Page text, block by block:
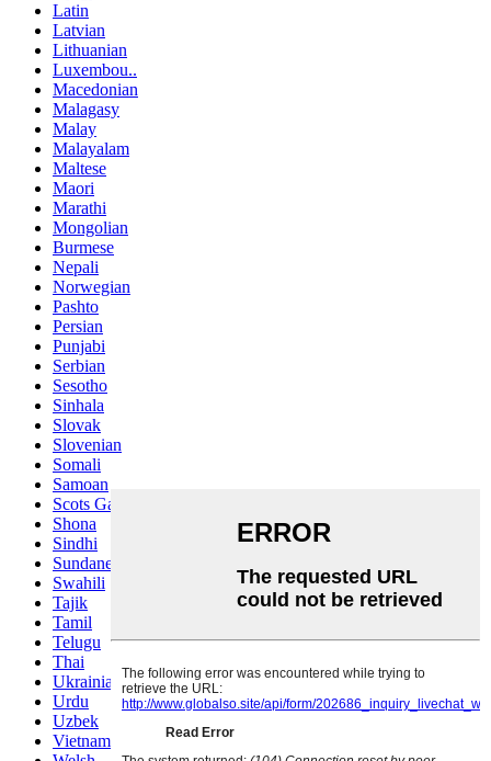
Latin
Latvian
Lithuanian
Luxembou..
Macedonian
Malagasy
Malay
Malayalam
Maltese
Maori
Marathi
Mongolian
Burmese
Nepali
Norwegian
Pashto
Persian
Punjabi
Serbian
Sesotho
Sinhala
Slovak
Slovenian
Somali
Samoan
Scots Gaelic
Shona
Sindhi
Sundanese
Swahili
Tajik
Tamil
Telugu
Thai
Ukrainian
Urdu
Uzbek
Vietnamese